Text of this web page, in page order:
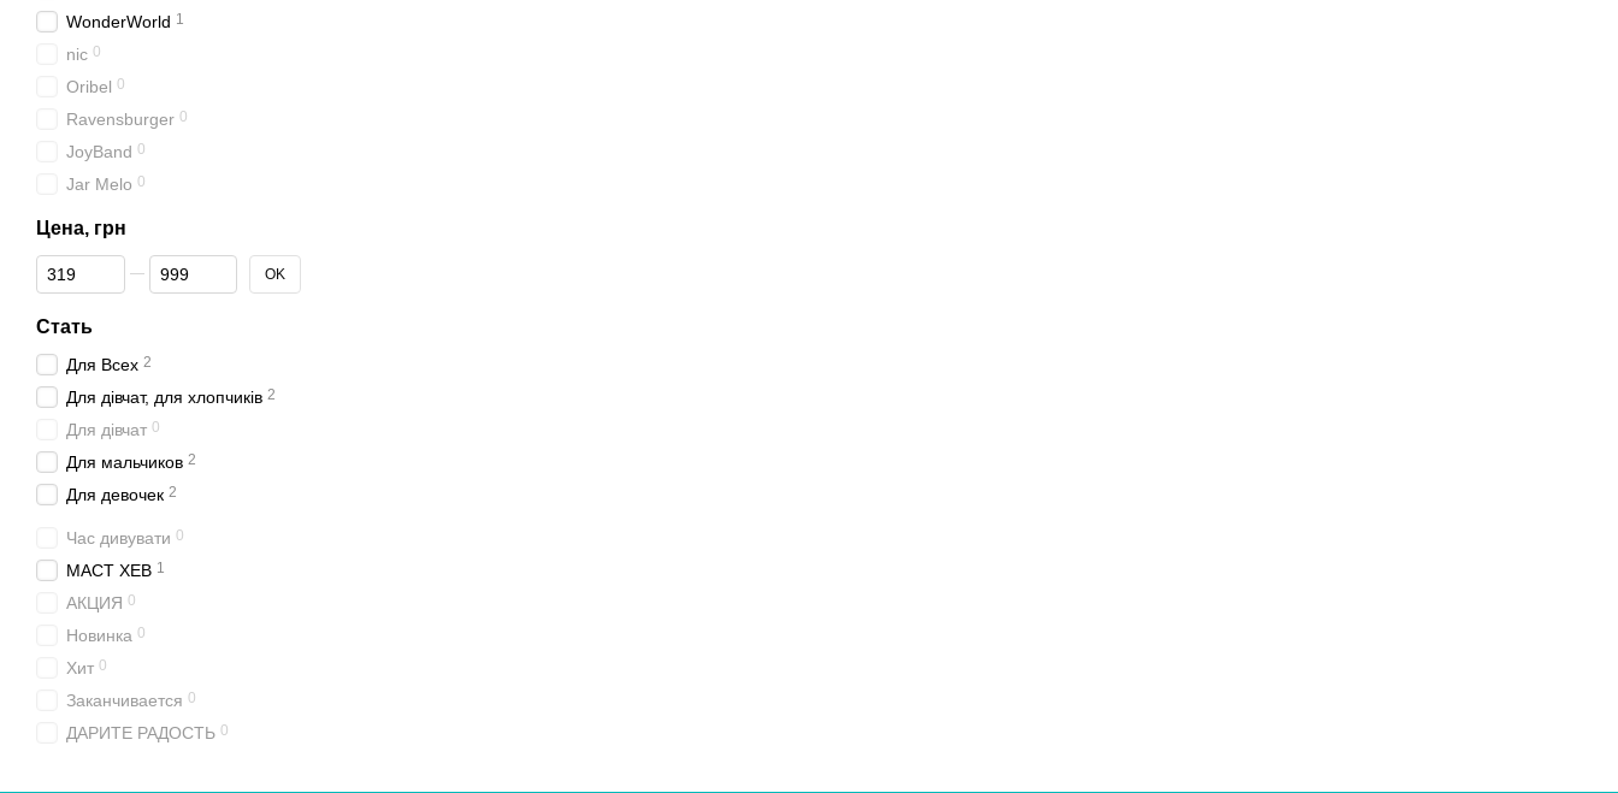
WonderWorld 1
nic 0
Oribel 0
Ravensburger 0
JoyBand 0
Jar Melo 0
Цена, грн
От Цена, грн
До Цена, грн OK
Стать
Для Всех 2
Для дівчат, для хлопчиків 2
Для дівчат 0
Для мальчиков 2
Для девочек 2
Час дивувати 0
МАСТ ХЕВ 1
АКЦИЯ 0
Новинка 0
Хит 0
Заканчивается 0
ДАРИТЕ РАДОСТЬ 0